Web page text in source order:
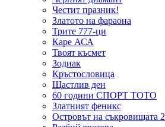
Честит празник!
Златото на фараона
Трите 777-ци
Каре АСА
Твоят късмет
Зодиак
Кръстословица
Щастлив ден
60 години СПОРТ ТОТО
Златният феникс
Островът на съкровищата 2